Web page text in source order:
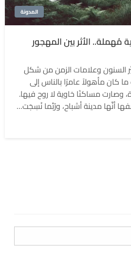
المدونة
مُهملة.. الأثر بين المهجور
السنون وعلامات الزمن من شكل
كان مأهولاً عامرًا بالناس إلى
وصارت مساكنًا خاوية لا روح فيها.
أنَّها مدينة أشباح، ورُبَّما نُسِجَت…